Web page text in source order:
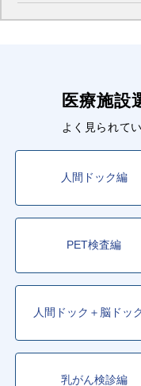
医療施設
よく見られて
人間ドック編
PET検査編
人間ドック＋脳ドッ
乳がん検診編